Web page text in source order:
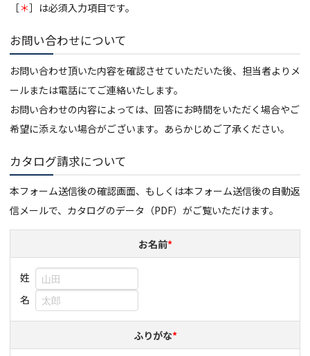
［＊］は必須入力項目です。
お問い合わせについて
お問い合わせ頂いた内容を確認させていただいた後、担当者よりメ
ールまたは電話にてご連絡いたします。
お問い合わせの内容によっては、回答にお時間をいただく場合やご
希望に添えない場合がございます。あらかじめご了承ください。
カタログ請求について
本フォーム送信後の確認画面、もしくは本フォーム送信後の自動返
信メールで、カタログのデータ（PDF）がご覧いただけます。
お名前*
姓
名
ふりがな*